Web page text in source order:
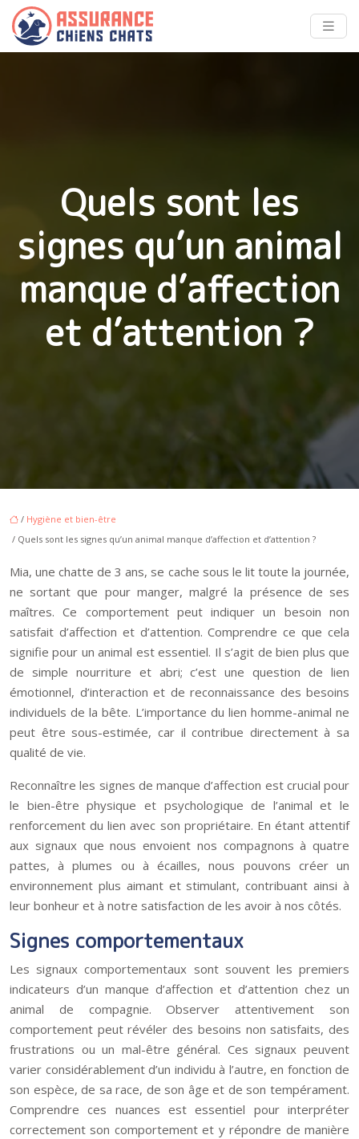
Quels sont les
signes qu’un animal
manque d’affection
et d’attention ?
/ Hygiène et bien-être
/ Quels sont les signes qu’un animal manque d’affection et d’attention ?
Mia, une chatte de 3 ans, se cache sous le lit toute la journée,
ne sortant que pour manger, malgré la présence de ses
maîtres. Ce comportement peut indiquer un besoin non
satisfait d’affection et d’attention. Comprendre ce que cela
signifie pour un animal est essentiel. Il s’agit de bien plus que
de simple nourriture et abri; c’est une question de lien
émotionnel, d’interaction et de reconnaissance des besoins
individuels de la bête. L’importance du lien homme-animal ne
peut être sous-estimée, car il contribue directement à sa
qualité de vie.
Reconnaître les signes de manque d’affection est crucial pour
le bien-être physique et psychologique de l’animal et le
renforcement du lien avec son propriétaire. En étant attentif
aux signaux que nous envoient nos compagnons à quatre
pattes, à plumes ou à écailles, nous pouvons créer un
environnement plus aimant et stimulant, contribuant ainsi à
leur bonheur et à notre satisfaction de les avoir à nos côtés.
Signes comportementaux
Les signaux comportementaux sont souvent les premiers
indicateurs d’un manque d’affection et d’attention chez un
animal de compagnie. Observer attentivement son
comportement peut révéler des besoins non satisfaits, des
frustrations ou un mal-être général. Ces signaux peuvent
varier considérablement d’un individu à l’autre, en fonction de
son espèce, de sa race, de son âge et de son tempérament.
Comprendre ces nuances est essentiel pour interpréter
correctement son comportement et y répondre de manière